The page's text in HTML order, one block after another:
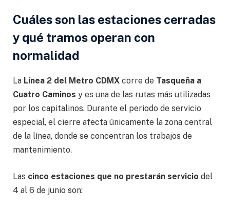
Cuáles son las estaciones cerradas
y qué tramos operan con
normalidad
La Línea 2 del Metro CDMX corre de Tasqueña a
Cuatro Caminos y es una de las rutas más utilizadas
por los capitalinos. Durante el periodo de servicio
especial, el cierre afecta únicamente la zona central
de la línea, donde se concentran los trabajos de
mantenimiento.
Las cinco estaciones que no prestarán servicio del
4 al 6 de junio son: